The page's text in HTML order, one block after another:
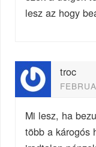
lesz az hogy
troc
Mi lesz, ha
több a károgós